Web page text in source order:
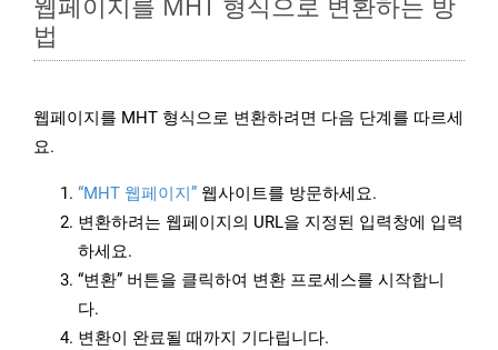
법
웹페이지를 MHT 형식으로 변환하려면 다음 단계를 따르세
요.
“MHT 웹페이지” 웹사이트를 방문하세요.
변환하려는 웹페이지의 URL을 지정된 입력창에 입력
하세요.
“변환” 버튼을 클릭하여 변환 프로세스를 시작합니
다.
변환이 완료될 때까지 기다립니다.